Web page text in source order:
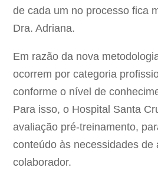
de cada um no processo fica
Dra. Adriana.
Em razão da nova
ocorrem por categoria
conforme o nível de
Para isso, o Hospital Santa
avaliação pré-treinamento,
conteúdo às necessidades de
colaborador.